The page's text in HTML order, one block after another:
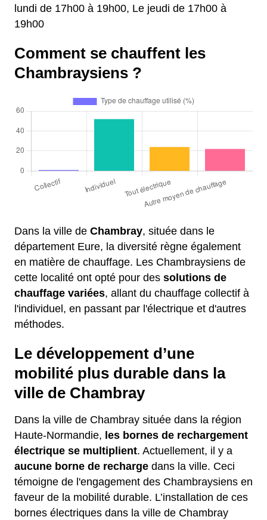
lundi de 17h00 à 19h00, Le jeudi de 17h00 à
19h00
Comment se chauffent les
Chambraysiens ?
Dans la ville de Chambray, située dans le
département Eure, la diversité règne également
en matière de chauffage. Les Chambraysiens de
cette localité ont opté pour des solutions de
chauffage variées, allant du chauffage collectif à
l'individuel, en passant par l'électrique et d'autres
méthodes.
Le développement d’une
mobilité plus durable dans la
ville de Chambray
Dans la ville de Chambray située dans la région
Haute-Normandie, les bornes de rechargement
électrique se multiplient. Actuellement, il y a
aucune borne de recharge dans la ville. Ceci
témoigne de l'engagement des Chambraysiens en
faveur de la mobilité durable. L’installation de ces
bornes électriques dans la ville de Chambray